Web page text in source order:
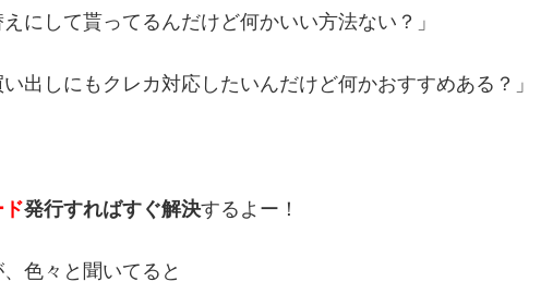
にして貰ってるんだけど何かいい方法ない？」
出しにもクレカ対応したいんだけど何かおすすめある？」
ド発行すればすぐ解決するよー！
色々と聞いてると